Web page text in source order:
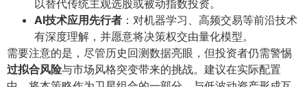
以替代传统主观选股或被动指数投资。
AI技术应用先行者 ：对机器学习、高频交易等前沿技术
有深度理解，并愿意将决策权交由量化模型。
需要注意的是，尽管历史回测数据亮眼，但投资者仍需警惕
过拟合风险与市场风格突变带来的挑战。建议在实际配置